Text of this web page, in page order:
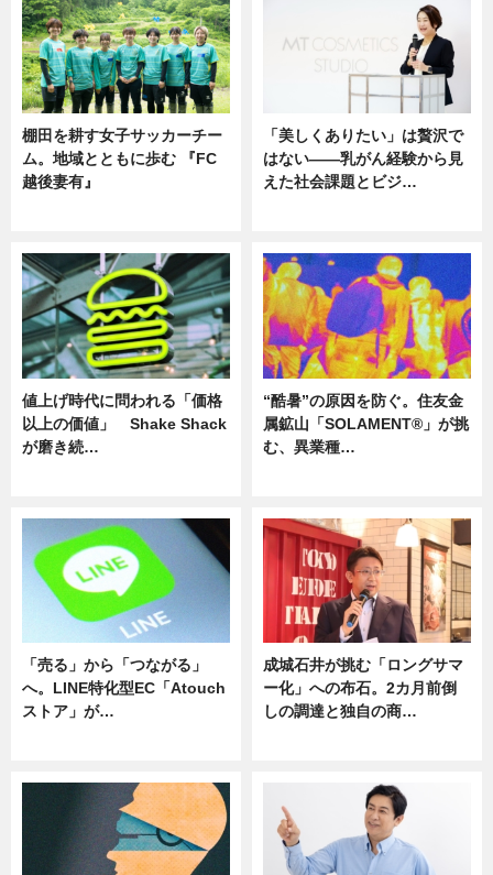
棚田を耕す女子サッカーチー
ム。地域とともに歩む 『FC
越後妻有』
「美しくありたい」は贅沢で
はない――乳がん経験から見
えた社会課題とビジ…
値上げ時代に問われる「価格
以上の価値」 Shake Shack
が磨き続…
“酷暑”の原因を防ぐ。住友金
属鉱山「SOLAMENT®」が挑
む、異業種…
「売る」から「つながる」
へ。LINE特化型EC「Atouch
ストア」が…
成城石井が挑む「ロングサマ
ー化」への布石。2カ月前倒
しの調達と独自の商…